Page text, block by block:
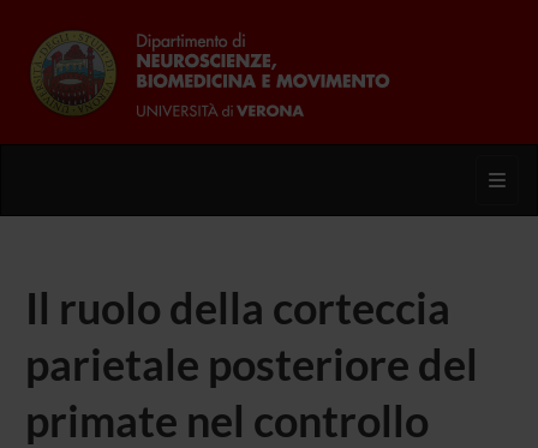
Il ruolo della corteccia
parietale posteriore del
primate nel controllo